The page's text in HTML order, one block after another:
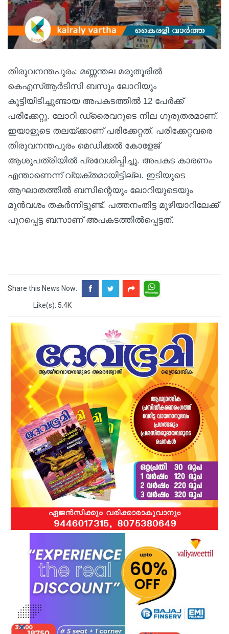
തിരുവനന്തപുരം: മണ്ണന്തല മരുതൂരിൽ
കെഎസ്ആർടിസി ബസും ലോറിയും
കൂട്ടിയിടിച്ചുണ്ടായ അപകടത്തിൽ 12 പേർക്ക്
പരിക്കേറ്റു. ലോറി ഡ്രൈവറുടെ നില ഗുരുതരമാണ്.
ഇയാളുടെ തലയ്ക്കാണ് പരിക്കേറ്റത്. പരിക്കേറ്റവരെ
തിരുവനന്തപുരം മെഡിക്കൽ കോളേജ്
ആശുപത്രിയിൽ പ്രവേശിപ്പിച്ചു. അപകട കാരണം
എന്താണെന്ന് വ്യക്തമായിട്ടില്ല. ഇടിയുടെ
ആഘാതത്തിൽ ബസിന്റെയും ലോറിയുടെയും
മുൻവശം തകർന്നിട്ടുണ്ട്. പത്തനംതിട്ട മൂഴിയാറിലേക്ക്
പുറപ്പെട്ട ബസാണ് അപകടത്തിൽപ്പെട്ടത്.
Share this News Now:
Like(s): 5.4K